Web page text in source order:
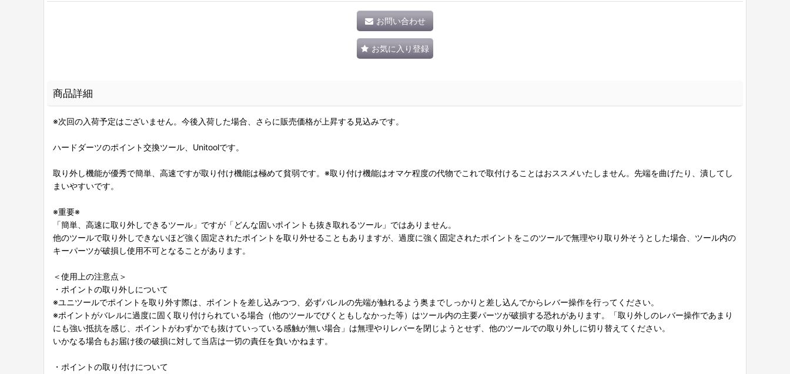
お問い合わせ
お気に入り登録
商品詳細
※次回の入荷予定はございません。今後入荷した場合、さらに販売価格が上昇する見込みです。
ハードダーツのポイント交換ツール、Unitoolです。
取り外し機能が優秀で簡単、高速ですが取り付け機能は極めて貧弱です。※取り付け機能はオマケ程度の代物でこれで取付けることはおススメいたしません。先端を曲げたり、潰してし
まいやすいです。
※重要※
「簡単、高速に取り外しできるツール」ですが「どんな固いポイントも抜き取れるツール」ではありません。
他のツールで取り外しできないほど強く固定されたポイントを取り外せることもありますが、過度に強く固定されたポイントをこのツールで無理やり取り外そうとした場合、ツール内の
キーパーツが破損し使用不可となることがあります。
＜使用上の注意点＞
・ポイントの取り外しについて
※ユニツールでポイントを取り外す際は、ポイントを差し込みつつ、必ずバレルの先端が触れるよう奥までしっかりと差し込んでからレバー操作を行ってください。
※ポイントがバレルに過度に固く取り付けられている場合（他のツールでびくともしなかった等）はツール内の主要パーツが破損する恐れがあります。「取り外しのレバー操作であまり
にも強い抵抗を感じ、ポイントがわずかでも抜けていっている感触が無い場合」は無理やりレバーを閉じようとせず、他のツールでの取り外しに切り替えてください。
いかなる場合もお届け後の破損に対して当店は一切の責任を負いかねます。
・ポイントの取り付けについて